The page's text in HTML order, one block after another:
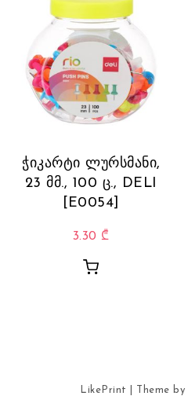
ჭიკარტი ლურსმანი,
23 მმ., 100 ც., DELI
[E0054]
3.30 ₾
LikePrint | Theme by